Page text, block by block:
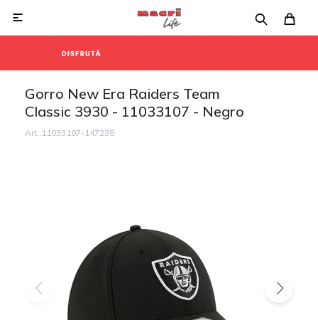

Gorro New Era Raiders Team
Classic 3930 - 11033107 - Negro
11033107-147238